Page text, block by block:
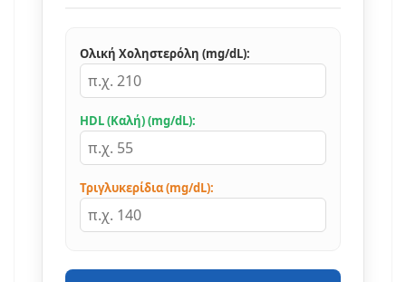
Ολική Χοληστερόλη (mg/dL):
HDL (Καλή) (mg/dL):
Τριγλυκερίδια (mg/dL):